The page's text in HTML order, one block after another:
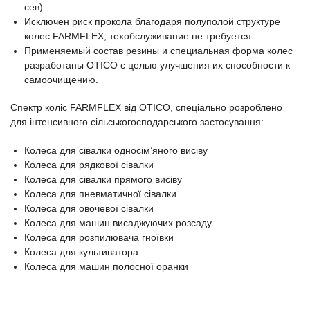
сев).
Исключен риск прокола благодаря полуполой структуре
колес FARMFLEX, техобслуживание не требуется.
Применяемый состав резины и специальная форма колес
разработаны OTICO с целью улучшения их способности к
самоочищению.
Спектр коліс FARMFLEX від OTICO, спеціально розроблено
для інтенсивного сільськогосподарського застосування:
Колеса для сівалки односім’яного висіву
Колеса для рядкової сівалки
Колеса для сівалки прямого висіву
Колеса для пневматичної сівалки
Колеса для овочевої сівалки
Колеса для машин висаджуючих розсаду
Колеса для розпилювача гноївки
Колеса для культиватора
Колеса для машин полосної оранки